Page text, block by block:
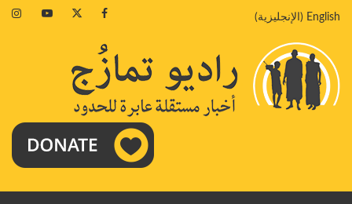
إلىEnglish
( الإنجليزية)
Facebook
Twitter
Youtube